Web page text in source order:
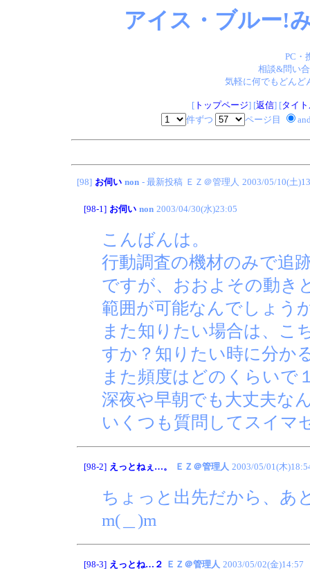
アイス・ブルー!
PC・
相談&問い
気軽に何でもどん
[トップページ] [返信] [タイ
件ずつ
ページ目
[98] お伺い non - 最新投稿 ＥＺ＠管理人 2003/05/10(土
[98-1] お伺い non 2003/04/30(水)23:05
こんばんは。
行動調査の機材のみで追
ですが、おおよその動き
範囲が可能なんでしょう
また知りたい場合は、こ
すか？知りたい時に分か
また頻度はどのくらいで
深夜や早朝でも大丈夫な
いくつも質問してスイマ
[98-2] えっとねぇ…。 ＥＺ＠管理人 2003/05/01(木
ちょっと出先だから、あ
m(＿)m
[98-3] えっとね…２ ＥＺ＠管理人 2003/05/02(金)14:57